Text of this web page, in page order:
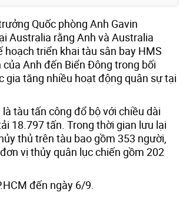
Quốc phòng Anh Gavin
Australia rằng Anh và Australia
hoạch triển khai tàu sân bay HMS
của Anh đến Biển Đông trong bối
gia tăng nhiều hoạt động quân sự tại
tàu tấn công đổ bộ với chiều dài
18.797 tấn. Trong thời gian lưu lại
thủ trên tàu bao gồm 353 người,
vị thủy quân lục chiến gồm 202
đến ngày 6/9.